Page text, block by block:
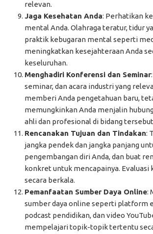
relevan.
Jaga Kesehatan Anda: Perhatikan
mental Anda. Olahraga teratur, tidur
praktik kebugaran mental seperti
meningkatkan kesejahteraan Anda
keseluruhan.
Menghadiri Konferensi dan Seminar
seminar, dan acara industri yang
memberi Anda pengetahuan baru,
memungkinkan Anda menjalin
ahli dan profesional di bidang
Rencanakan Tujuan dan Tindakan:
jangka pendek dan jangka panjang
pengembangan diri Anda, dan buat
konkret untuk mencapainya. Evaluasi
secara berkala.
Pemanfaatan Sumber Daya Online:
sumber daya online seperti platform
podcast pendidikan, dan video
mempelajari topik-topik tertentu